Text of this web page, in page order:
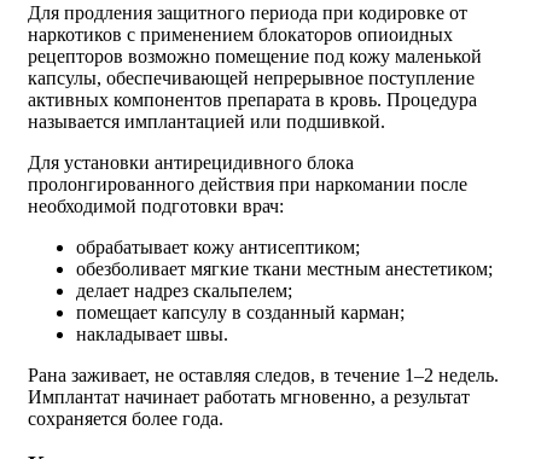
Для продления защитного периода при кодировке от
наркотиков с применением блокаторов опиоидных
рецепторов возможно помещение под кожу маленькой
капсулы, обеспечивающей непрерывное поступление
активных компонентов препарата в кровь. Процедура
называется имплантацией или подшивкой.
Для установки антирецидивного блока
пролонгированного действия при наркомании после
необходимой подготовки врач:
обрабатывает кожу антисептиком;
обезболивает мягкие ткани местным анестетиком;
делает надрез скальпелем;
помещает капсулу в созданный карман;
накладывает швы.
Рана заживает, не оставляя следов, в течение 1–2 недель.
Имплантат начинает работать мгновенно, а результат
сохраняется более года.